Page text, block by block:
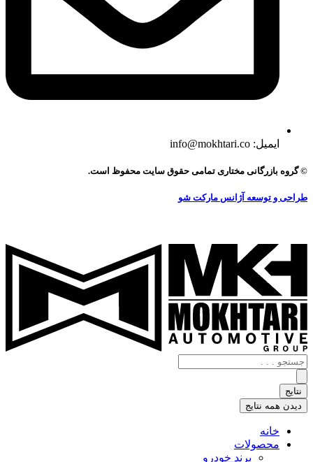
ایمیل: info@mokhtari.co
© گروه بازرگانی مختاری تمامی حقوق سایت محفوظ است.
طراحی و توسعه آژانس مارکت شو
جستجو
.
.
.
نتایج
دیدن همه نتایج
خانه
محصولات
برند خودرو